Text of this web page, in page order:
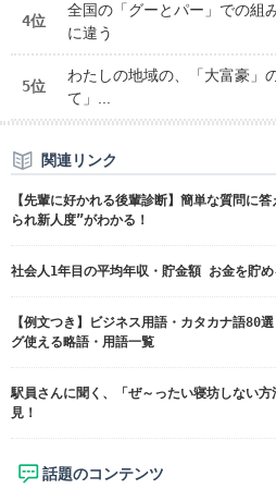
4位
全国の「グーとパー」での組
に違う
5位
わたしの地域の、「大富豪」
て」...
関連リンク
【先輩に好かれる後輩診断】簡単な質問に
られ新人度”がわかる！
社会人1年目の平均年収・貯金額 お金を貯
【例文つき】ビジネス用語・カタカナ語80
グ使える略語・用語一覧
駅員さんに聞く、「ぜ～ったい寝坊しない
見！
話題のコンテンツ